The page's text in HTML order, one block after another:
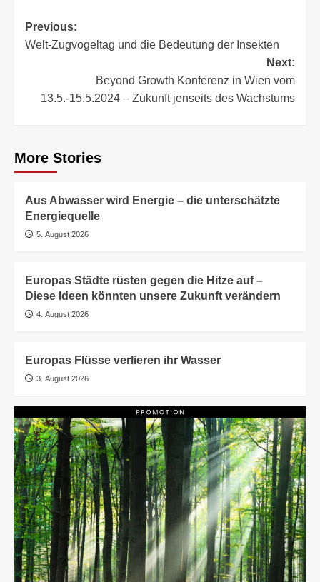
Post
navigation
Previous:
Welt-Zugvogeltag und die Bedeutung der Insekten
Next:
Beyond Growth Konferenz in Wien vom
13.5.-15.5.2024 – Zukunft jenseits des Wachstums
More Stories
Aus Abwasser wird Energie – die unterschätzte
Energiequelle
5. August 2026
Europas Städte rüsten gegen die Hitze auf –
Diese Ideen könnten unsere Zukunft verändern
4. August 2026
Europas Flüsse verlieren ihr Wasser
3. August 2026